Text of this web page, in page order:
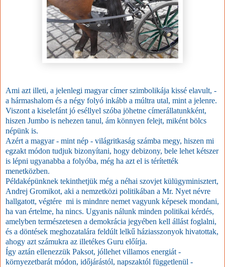
Ami azt illeti, a jelenlegi magyar címer szimbolikája kissé elavult, -
a hármashalom és a négy folyó inkább a múltra utal, mint a jelenre.
Viszont a kiselefánt jó eséllyel szóba jöhetne címerállatunkként,
hiszen Jumbo is nehezen tanul, ám könnyen felejt, miként bölcs
népünk is.
Azért a magyar - mint nép - világritkaság számba megy, hiszen mi
egzakt módon tudjuk bizonyítani, hogy debizony, bele lehet kétszer
is lépni ugyanabba a folyóba, még ha azt el is térítették
menetközben.
Példaképünknek tekinthetjük még a néhai szovjet külügyminisztert,
Andrej Gromikot, aki a nemzetközi politikában a Mr. Nyet névre
hallgatott, végtére mi is mindnre nemet vagyunk képesek mondani,
ha van értelme, ha nincs. Ugyanis nálunk minden politikai kérdés,
amelyben természetesen a demokrácia jegyében kell állást foglalni,
és a döntések meghozatalára feldúlt lelkű háziasszonyok hivatottak,
ahogy azt számukra az illetékes Guru előírja.
Így aztán ellenezzük Paksot, jóllehet villamos energiát -
környezetbarát módon, időjárástól, napszaktól függetlenül -